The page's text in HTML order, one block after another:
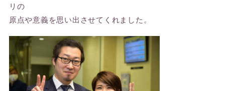
リの
原点や意義を思い出させてくれました。